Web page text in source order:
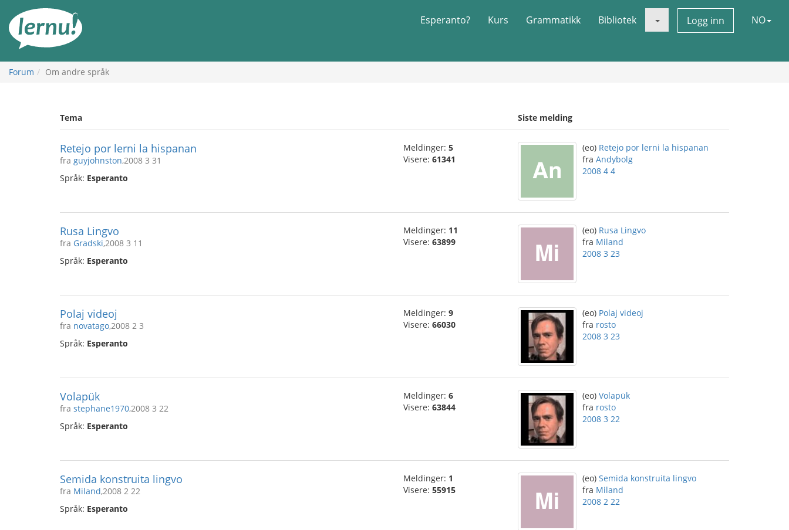
innholdet
Esperanto? Kurs Grammatikk Bibliotek Logg inn NO
Forum Om andre språk
Tema Siste melding
Retejo por lerni la hispanan
fra guyjohnston,2008 3 31
Språk: Esperanto
Meldinger: 5
Visere: 61341
(eo) Retejo por lerni la hispanan
fra Andybolg
2008 4 4
Rusa Lingvo
fra Gradski,2008 3 11
Språk: Esperanto
Meldinger: 11
Visere: 63899
(eo) Rusa Lingvo
fra Miland
2008 3 23
Polaj videoj
fra novatago,2008 2 3
Språk: Esperanto
Meldinger: 9
Visere: 66030
(eo) Polaj videoj
fra rosto
2008 3 23
Volapük
fra stephane1970,2008 3 22
Språk: Esperanto
Meldinger: 6
Visere: 63844
(eo) Volapük
fra rosto
2008 3 22
Semida konstruita lingvo
fra Miland,2008 2 22
Språk: Esperanto
Meldinger: 1
Visere: 55915
(eo) Semida konstruita lingvo
fra Miland
2008 2 22